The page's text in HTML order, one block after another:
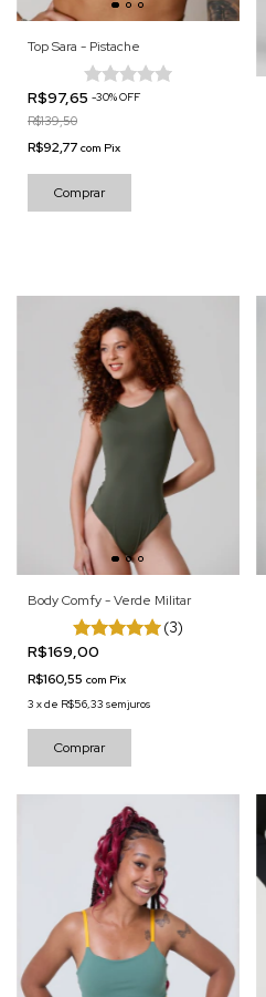
Top Sara - Pistache
R$97,65 -30%OFF
R$139,50
R$92,77 com Pix
Comprar
Body Comfy - Verde Militar
(3)
R$169,00
R$160,55 com Pix
3 xde R$56,33 sem juros
Comprar